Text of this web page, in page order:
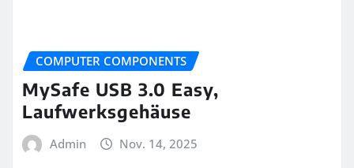
COMPUTER COMPONENTS
MySafe USB 3.0 Easy,
Laufwerksgehäuse
Admin Nov. 14, 2025